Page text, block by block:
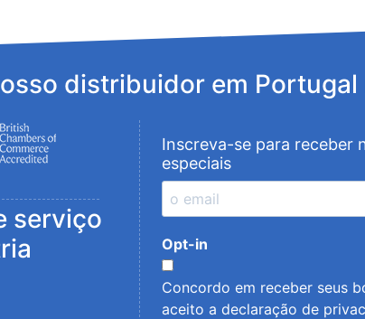
distribuidor em
serviço
Inscreva-se para receber
especiais
Opt-in
Concordo em receber seus
aceito a declaração de